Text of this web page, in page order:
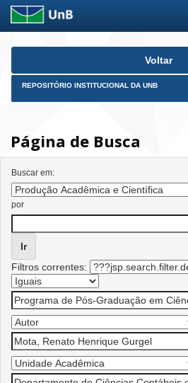
Skip
Voltar
REPOSITÓRIO INSTITUCIONAL DA UNB
Página de Busca
Buscar em:
por
Filtros correntes: